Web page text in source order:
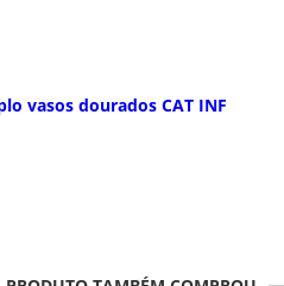
vasos dourados CAT INF